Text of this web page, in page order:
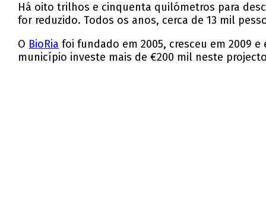
Há oito trilhos e cinquenta quilómetros para
for reduzido. Todos os anos, cerca de 13 mil
O BioRia foi fundado em 2005, cresceu em 2009
município investe mais de €200 mil neste